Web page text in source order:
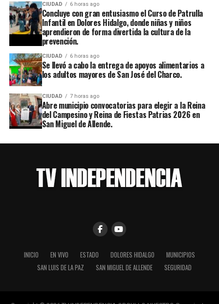
CIUDAD 6 horas ago
Concluye con gran entusiasmo el Curso de Patrulla
Infantil en Dolores Hidalgo, donde niñas y niños
aprendieron de forma divertida la cultura de la
prevención.
CIUDAD 6 horas ago
Se llevó a cabo la entrega de apoyos alimentarios a
los adultos mayores de San José del Charco.
CIUDAD 7 horas ago
Abre municipio convocatorias para elegir a la Reina
del Campesino y Reina de Fiestas Patrias 2026 en
San Miguel de Allende.
INICIO EN VIVO ESTADO DOLORES HIDALGO
MUNICIPIOS
SAN LUIS DE LA PAZ
SAN MIGUEL DE ALLENDE SEGURIDAD